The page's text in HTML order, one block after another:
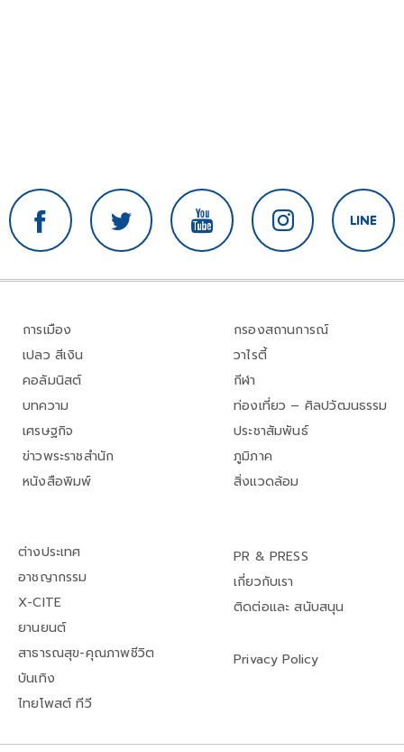
การเมือง
เปลว สีเงิน
คอลัมนิสต์
บทความ
เศรษฐกิจ
ข่าวพระราชสำนัก
หนังสือพิมพ์
กรองสถานการณ์
วาไรตี้
กีฬา
ท่องเที่ยว – ศิลปวัฒนธรรม
ประชาสัมพันธ์
ภูมิภาค
สิ่งแวดล้อม
ต่างประเทศ
อาชญากรรม
X-CITE
ยานยนต์
สาธารณสุข-คุณภาพชีวิต
บันเทิง
ไทยโพสต์ ทีวี
PR & PRESS
เกี่ยวกับเรา
ติดต่อและ สนับสนุน
Privacy Policy